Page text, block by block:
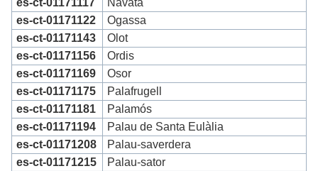
es-ct-01171117
Navata
es-ct-01171122
Ogassa
es-ct-01171143
Olot
es-ct-01171156
Ordis
es-ct-01171169
Osor
es-ct-01171175
Palafrugell
es-ct-01171181
Palamós
es-ct-01171194
Palau de Santa Eulàlia
es-ct-01171208
Palau-saverdera
es-ct-01171215
Palau-sator